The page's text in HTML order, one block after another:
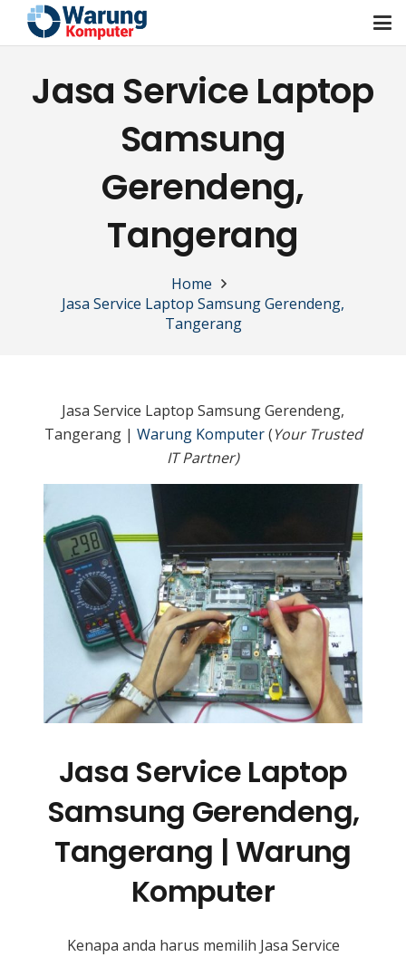
Jasa Service Laptop
Samsung
Gerendeng,
Tangerang
Home
Jasa Service Laptop Samsung Gerendeng,
Tangerang
Jasa Service Laptop Samsung Gerendeng,
Tangerang | Warung Komputer(Your Trusted
IT Partner)
Jasa Service Laptop
Samsung Gerendeng,
Tangerang | Warung
Komputer
Kenapa anda harus memilih Jasa Service